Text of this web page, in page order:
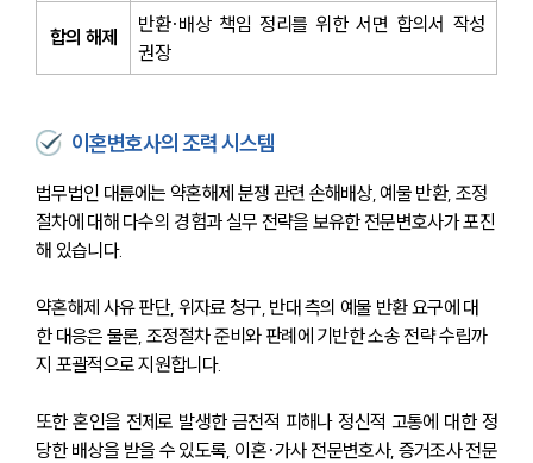
합의 해제
반환·배상 책임 정리를 위한 서면 합의서 작성
권장
이혼변호사의 조력 시스템
법무법인 대륜에는 약혼해제 분쟁 관련 손해배상, 예물 반환, 조정
절차에 대해 다수의 경험과 실무 전략을 보유한 전문변호사가 포진
해 있습니다.
약혼해제 사유 판단, 위자료 청구, 반대 측의 예물 반환 요구에 대
한 대응은 물론, 조정절차 준비와 판례에 기반한 소송 전략 수립까
지 포괄적으로 지원합니다.
또한 혼인을 전제로 발생한 금전적 피해나 정신적 고통에 대한 정
당한 배상을 받을 수 있도록, 이혼·가사 전문변호사, 증거조사 전문